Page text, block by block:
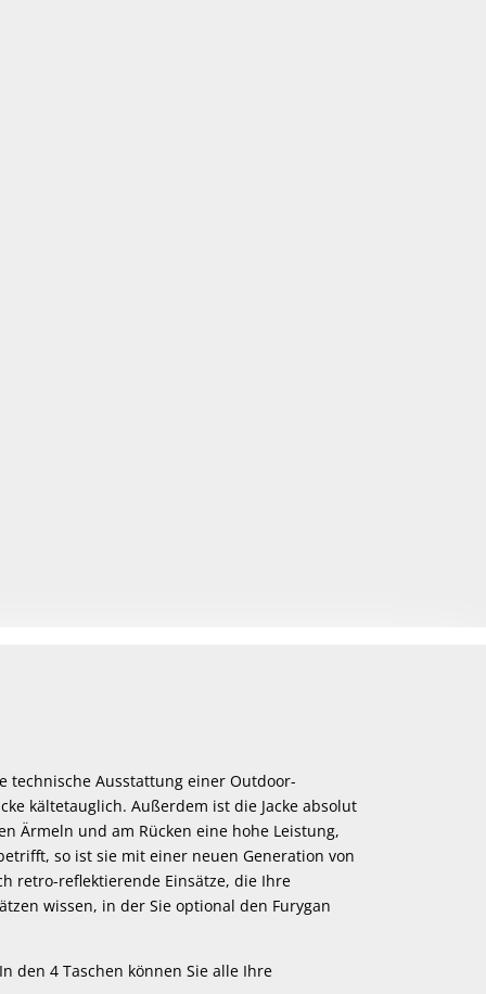
technische Ausstattung einer Outdoor-
kältetauglich. Außerdem ist die Jacke absolut
Ärmeln und am Rücken eine hohe Leistung,
so ist sie mit einer neuen Generation von
retro-reflektierende Einsätze, die Ihre
wissen, in der Sie optional den Furygan
den 4 Taschen können Sie alle Ihre